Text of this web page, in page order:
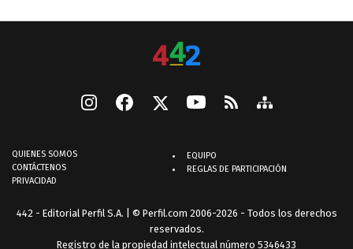
QUIENES SOMOS
CONTÁCTENOS
PRIVACIDAD
EQUIPO
REGLAS DE PARTICIPACIÓN
442 - Editorial Perfil S.A. | © Perfil.com 2006-2026 - Todos los derechos
reservados.
Registro de la propiedad intelectual número 5346433